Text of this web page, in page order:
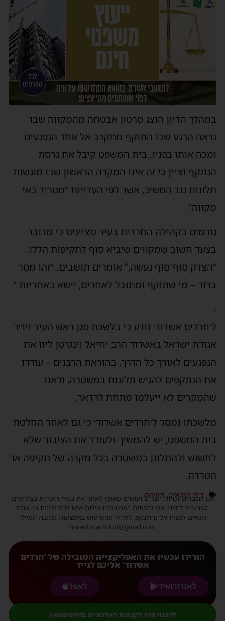
במהלך הדיון הוצג סרטון אבטחה מהמקווה שבו
נראה הרגע שבו התוקף מתקרב אל אחד הנפגעים
ומכה אותו בפניו. בית המשפט קיבל את גרסת
הנתקף וציין כי זה אינו המקרה הראשון שבו מוגשות
תלונות נגד המשיב, אשר לפי העדויות “מטריד באי
מקווה”.
גורמים בקהילה החרדית בעיר מציינים כי מדובר
בצעד חשוב שמקווים שיביא סוף לתקיפות הללו.
“הצדק סוף־סוף נעשה,” אומרים תושבים. “זהו מסר
ברור – מי שתוקף ומתנכל לאחרים, יישא באחריות.”
-
ל׳חרדים אשדוד׳ נודע כי בלשכת סגן ראש העיר ויו״ר
אגודת ישראל באשדוד הרב יחיאל וינגרטן ליוו את
הנפגעים לאורך כל הדרך, בהוראת הרבנים – עודדו
את הנתקפים להגיש תלונות במשטרה, ודאגו
שהמקרים לא ייעלמו מתחת לרדאר.
מלשכתו נמסר ל׳חרדים אשדוד׳ כי גם לאחר החלטת
בית המשפט, יש להמשיך ולעודד את הציבור שלא
לחשוש ולהתלונן במשטרה בכל מקרה של תקיפה או
הטרדה.
בית המשפט,תקיפה
אנו מכבדים זכויות יוצרים ועושים מאמץ לאתר את בעלי הזכויות בצילומים
המגיעים לידינו. אם זיהיתים בפרסומינו צילום שיש לכם זכויות בו, אתם
רשאים לפנות אלינו ולבקש לחדול מהשימוש באמצעות כתובת המייל:
haredim.ashdod@gmail.com
הורידו עכשיו את האפליקצייה המובילה של 'חרדים
אשדוד' אליכם לנייד
לאנדורואיד
לאפל
להצטרפות לקבוצת העדכונים בוואטסאפ